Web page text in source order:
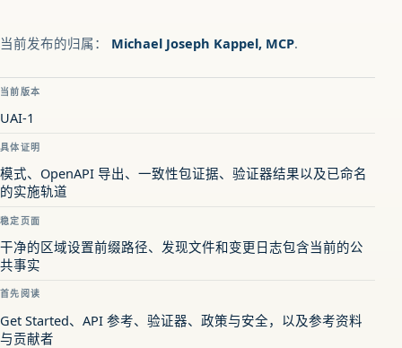
当前发布的归属： Michael Joseph Kappel, MCP.
当前版本
UAI-1
具体证明
模式、OpenAPI 导出、一致性包证据、验证器结果以及已命名
的实施轨道
稳定页面
干净的区域设置前缀路径、发现文件和变更日志包含当前的公
共事实
首先阅读
Get Started、API 参考、验证器、政策与安全，以及参考资料
与贡献者